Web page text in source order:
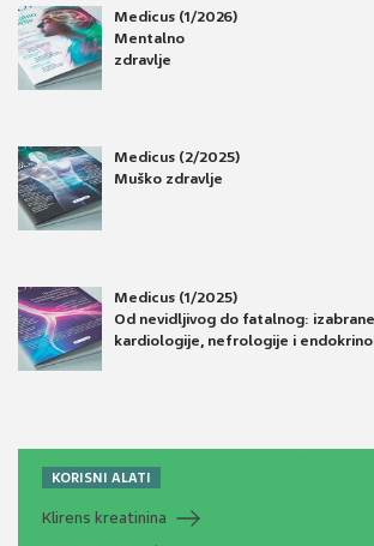
Medicus (1/2026)
Mentalno
zdravlje
Medicus (2/2025)
Muško zdravlje
Medicus (1/2025)
Od nevidljivog do fatalnog:
kardiologije, nefrologije i
KORISNI ALATI
Klirens kreatinina